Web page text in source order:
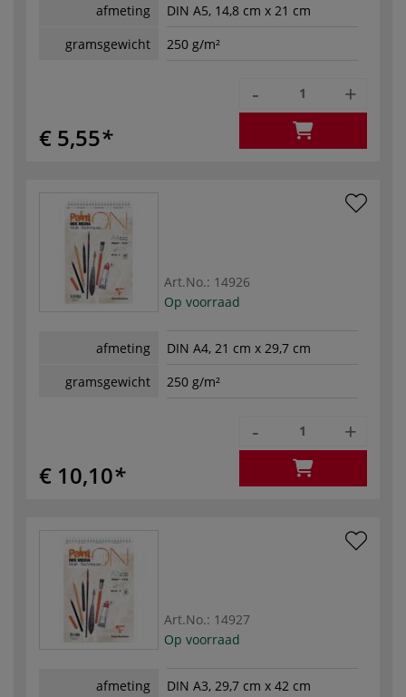
afmeting
DIN A5, 14,8 cm x 21 cm
gramsgewicht
250 g/m²
€ 5,55
- +
Art.No.: 14926
Op voorraad
afmeting
DIN A4, 21 cm x 29,7 cm
gramsgewicht
250 g/m²
€ 10,10
- +
Art.No.: 14927
Op voorraad
afmeting
DIN A3, 29,7 cm x 42 cm